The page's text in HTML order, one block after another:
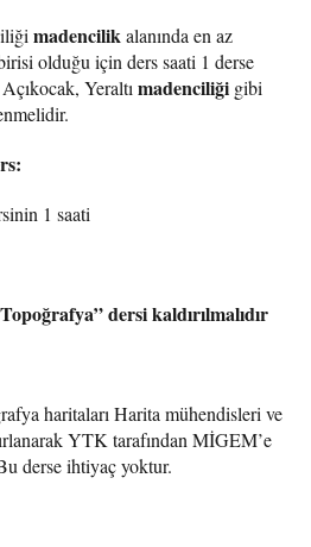
madencilikalanında en az
olduğu için ders saati 1 derse
Yeraltı madenciliği gibi
1 saati
dersi kaldırılmalıdır
haritaları Harita mühendisleri ve
YTK tarafından MİGEM’e
derse ihtiyaç yoktur.